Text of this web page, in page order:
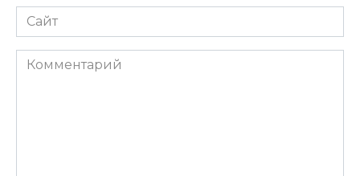
Сайт
Комментарий